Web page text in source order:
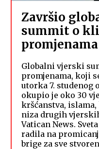
Završio
summit o
Globalni vjerski
promjenama, koji
utorka 7. studenog
okupio je oko 30
kršćanstva,
niza drugih
Vatican News.
radila na
brige za sve